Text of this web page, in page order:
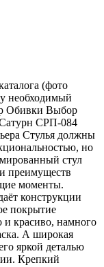
(фото
необходимый
Обивки Выбор
СРП-084
Стулья должны
но
стул
преимуществ
моменты.
конструкции
покрытие
и красиво, намного
А широкая
яркой деталью
Крепкий